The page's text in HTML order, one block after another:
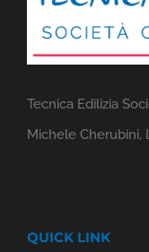
Tecnica Edilizia
Michele Cherubini,
QUICK LINK